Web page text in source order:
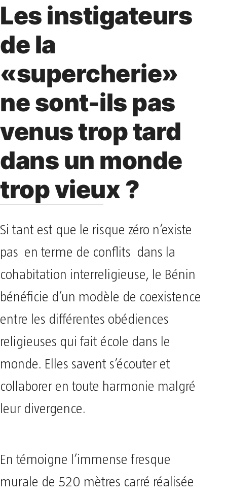
Les instigateurs
de la
«supercherie»
ne sont-ils pas
venus trop tard
dans un monde
trop vieux ?
Si tant est que le risque zéro n’existe
pas en terme de conflits dans la
cohabitation interreligieuse, le Bénin
bénéficie d’un modèle de coexistence
entre les différentes obédiences
religieuses qui fait école dans le
monde. Elles savent s’écouter et
collaborer en toute harmonie malgré
leur divergence.
En témoigne l’immense fresque
murale de 520 mètres carré réalisée